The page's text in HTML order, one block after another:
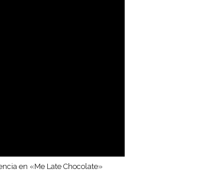
en «Me Late Chocolate»